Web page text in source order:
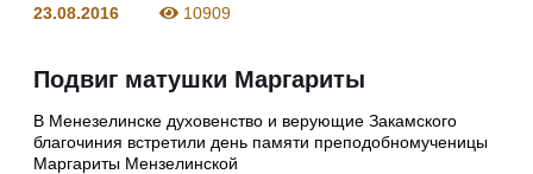
23.08.2016 10909
Подвиг матушки Маргариты
В Менезелинске духовенство и верующие Закамского
благочиния встретили день памяти преподобномученицы
Маргариты Мензелинской